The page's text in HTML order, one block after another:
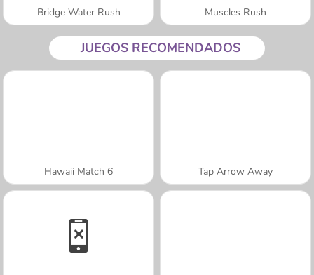
Bridge Water Rush Muscles Rush
JUEGOS RECOMENDADOS
Hawaii Match 6 Tap Arrow Away